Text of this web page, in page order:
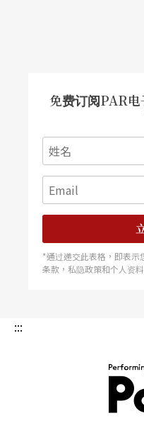
免费订阅PAR
*通过递交此表格，即表示
条款，私隐政策和个人资
:::